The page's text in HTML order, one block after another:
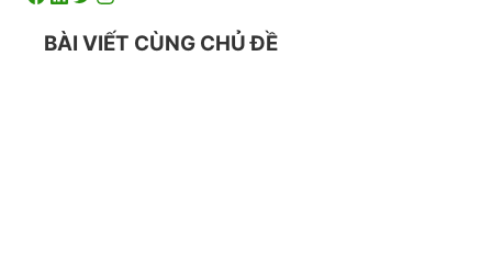
BÀI VIẾT CÙNG CHỦ ĐỀ